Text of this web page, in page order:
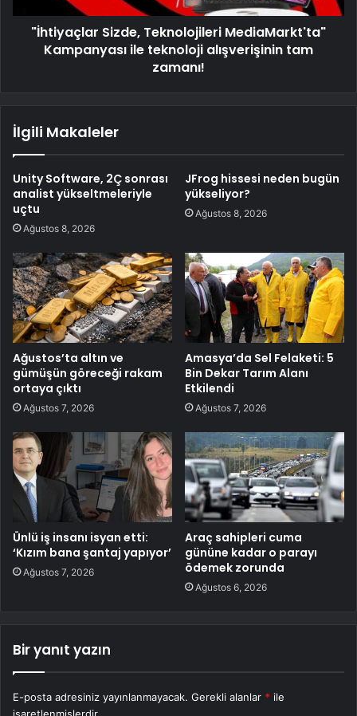
"İhtiyaçlar Sizde, Teknolojileri MediaMarkt'ta"
Kampanyası ile teknoloji alışverişinin tam
zamanı!
İlgili Makaleler
Unity Software, 2Ç sonrası
analist yükseltmeleriyle
uçtu
Ağustos 8, 2026
JFrog hissesi neden bugün
yükseliyor?
Ağustos 8, 2026
Ağustos’ta altın ve
gümüşün göreceği rakam
ortaya çıktı
Ağustos 7, 2026
Amasya’da Sel Felaketi: 5
Bin Dekar Tarım Alanı
Etkilendi
Ağustos 7, 2026
Ünlü iş insanı isyan etti:
‘Kızım bana şantaj yapıyor’
Ağustos 7, 2026
Araç sahipleri cuma
gününe kadar o parayı
ödemek zorunda
Ağustos 6, 2026
Bir yanıt yazın
E-posta adresiniz yayınlanmayacak. Gerekli alanlar * ile
işaretlenmişlerdir